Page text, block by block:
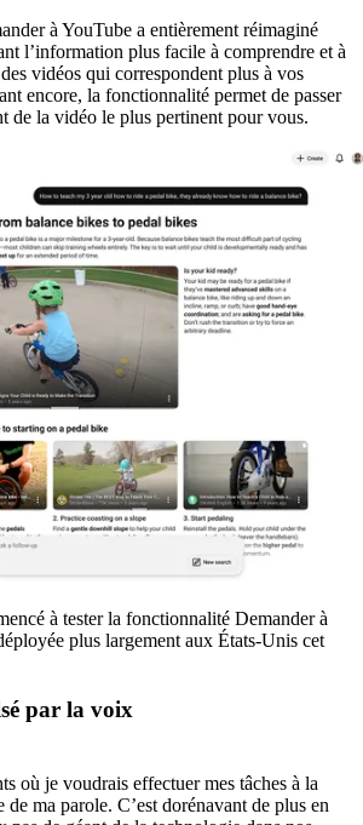
à YouTube a entièrement réimaginé
l’information plus facile à comprendre et à
vidéos qui correspondent plus à vos
encore, la fonctionnalité permet de passer
de la vidéo le plus pertinent pour vous.
à tester la fonctionnalité Demander à
plus largement aux États-Unis cet
par la voix
où je voudrais effectuer mes tâches à la
de ma parole. C’est dorénavant de plus en